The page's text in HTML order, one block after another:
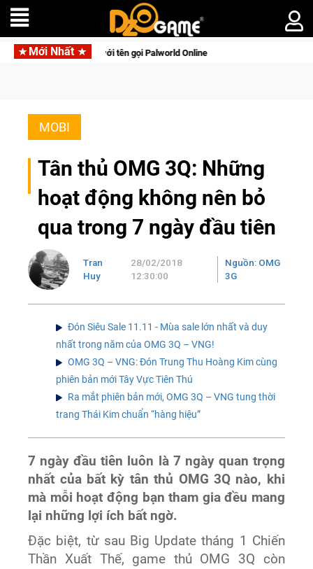
Mới Nhất
với tên gọi Palworld Online Norse Saga Chính Thức Mở
MOBI
Tân thủ OMG 3Q: Những
hoạt động không nên bỏ
qua trong 7 ngày đầu tiên
Tran
Huy
28/02/2018
12:30:00
Nguồn: OMG
3G
Đón Siêu Sale 11.11 - Mùa sale lớn nhất và duy
nhất trong năm của OMG 3Q – VNG!
OMG 3Q – VNG: Đón Trung Thu Hoàng Kim cùng
phiên bản mới Tây Vực Tiên Thú
Ra mắt phiên bản mới, OMG 3Q – VNG tung thời
trang Thái Kim chuẩn “hàng hiệu”
7 ngày đầu tiên luôn là 7 ngày quan trọng
nhất của bất kỳ tân thủ OMG 3Q nào, khi
mà mỗi hoạt động bạn tham gia đều mang
lại những lợi ích bất ngờ.
Đặc biệt, từ sau Big Update tháng 1 Chiến
Thần Xuất Thế, game thủ OMG 3Q còn